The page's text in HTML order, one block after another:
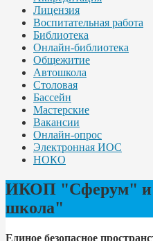
Лицензия
Воспитательная работа
Библиотека
Онлайн-библиотека
Общежитие
Автошкола
Столовая
Бассейн
Мастерские
Вакансии
Онлайн-опрос
Электронная ИОС
НОКО
ИКОП "Сферум"
школа"
Единое безопасное